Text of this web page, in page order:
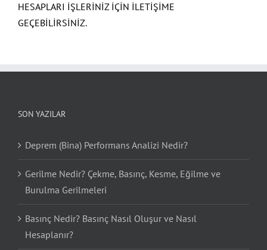
HESAPLARI İŞLERİNİZ İÇİN İLETİŞİME
GEÇEBİLİRSİNİZ.
SON YAZILAR
Deprem (Bina) Performans Analizi Nedir?
Gerilme Nedir? Çekme, Basınç, Kesme, Eğilme ve
Burulma Gerilmeleri
Basınç Nedir? Basınç Nasıl Oluşur ve Nasıl
Hesaplanır?